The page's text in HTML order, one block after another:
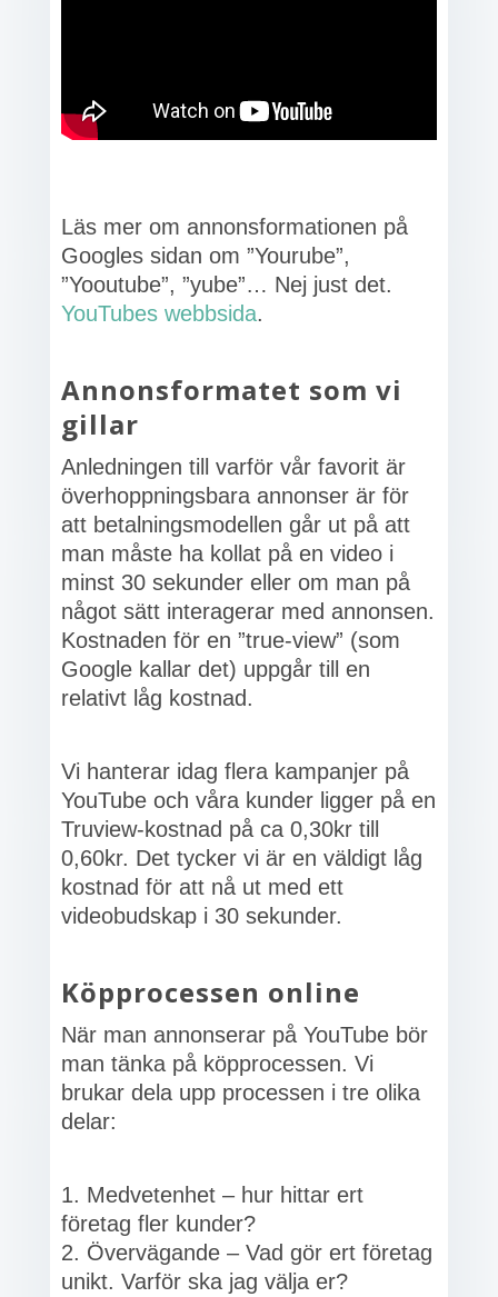
Läs mer om annonsformationen på
Googles sidan om ”Yourube”,
”Yooutube”, ”yube”… Nej just det.
YouTubes webbsida.
Annonsformatet som vi
gillar
Anledningen till varför vår favorit är
överhoppningsbara annonser är för
att betalningsmodellen går ut på att
man måste ha kollat på en video i
minst 30 sekunder eller om man på
något sätt interagerar med annonsen.
Kostnaden för en ”true-view” (som
Google kallar det) uppgår till en
relativt låg kostnad.
Vi hanterar idag flera kampanjer på
YouTube och våra kunder ligger på en
Truview-kostnad på ca 0,30kr till
0,60kr. Det tycker vi är en väldigt låg
kostnad för att nå ut med ett
videobudskap i 30 sekunder.
Köpprocessen online
När man annonserar på YouTube bör
man tänka på köpprocessen. Vi
brukar dela upp processen i tre olika
delar:
Medvetenhet – hur hittar ert
företag fler kunder?
Övervägande – Vad gör ert företag
unikt. Varför ska jag välja er?